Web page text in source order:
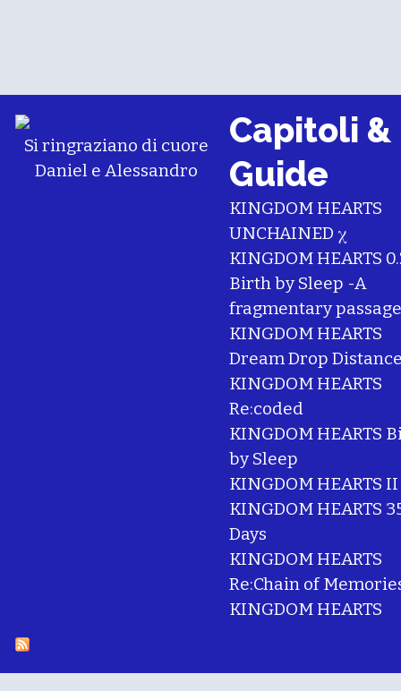
Si ringraziano di cuore
Daniel e Alessandro
Capitoli &
Guide
KINGDOM HEARTS
UNCHAINED χ
KINGDOM HEARTS
Birth by Sleep -A
fragmentary
KINGDOM HEARTS
Dream Drop
KINGDOM HEARTS
Re:coded
KINGDOM HEARTS
by Sleep
KINGDOM HEARTS II
KINGDOM HEARTS
Days
KINGDOM HEARTS
Re:Chain of
KINGDOM HEARTS